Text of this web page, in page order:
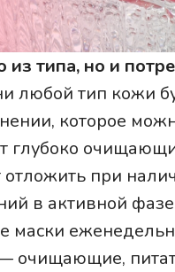
из типа, но и
любой тип кожи
которое
глубоко
отложить при
в активной
маски
очищающие,